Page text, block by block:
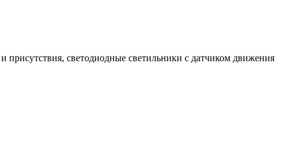
светодиодные светильники с датчиком движения